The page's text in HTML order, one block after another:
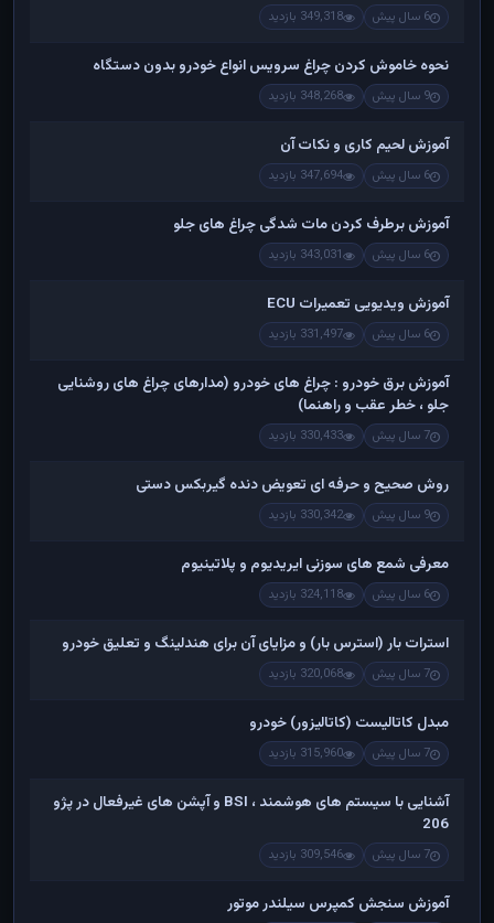
6 سال پیش 349,318 بازدید
نحوه خاموش کردن چراغ سرویس انواع خودرو بدون دستگاه
9 سال پیش 348,268 بازدید
آموزش لحیم کاری و نکات آن
6 سال پیش 347,694 بازدید
آموزش برطرف کردن مات شدگی چراغ های جلو
6 سال پیش 343,031 بازدید
آموزش ویدیویی تعمیرات ECU
6 سال پیش 331,497 بازدید
آموزش برق خودرو : چراغ های خودرو (مدارهای چراغ های روشنایی
جلو ، خطر عقب و راهنما)
7 سال پیش 330,433 بازدید
روش صحیح و حرفه ای تعویض دنده گیربکس دستی
9 سال پیش 330,342 بازدید
معرفی شمع های سوزنی ایریدیوم و پلاتینیوم
6 سال پیش 324,118 بازدید
استرات بار (استرس بار) و مزایای آن برای هندلینگ و تعلیق خودرو
7 سال پیش 320,068 بازدید
مبدل کاتالیست (کاتالیزور) خودرو
7 سال پیش 315,960 بازدید
آشنایی با سیستم های هوشمند ، BSI و آپشن های غیرفعال در پژو
206
7 سال پیش 309,546 بازدید
آموزش سنجش کمپرس سیلندر موتور